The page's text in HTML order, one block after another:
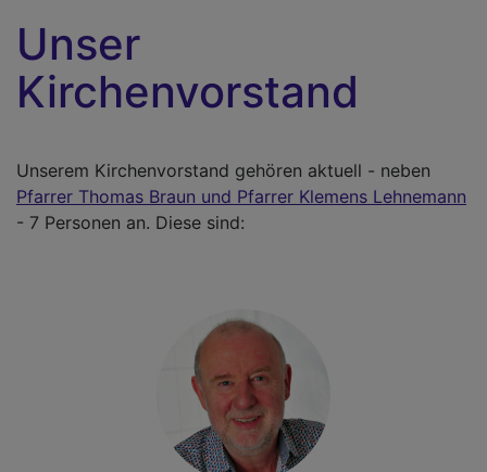
Unser
Kirchenvorstand
Unserem Kirchenvorstand gehören aktuell - neben
Pfarrer Thomas Braun und Pfarrer Klemens Lehnemann
- 7 Personen an. Diese sind: